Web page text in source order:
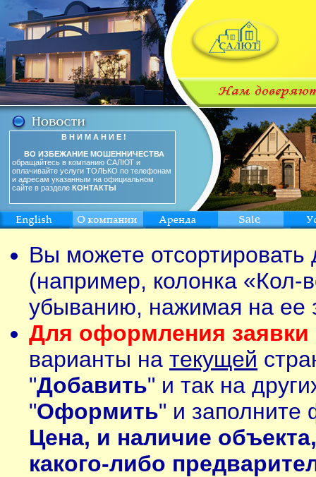
В Н И М А Н И Е !
ВО ИЗБЕЖАНИЕ МОШЕННИЧЕСТВА
обращайтесь в компанию САЛЮТ и
оплачивайте услуги ТОЛЬКО по телефонам
и адресам указанным на официальном
сайте в разделе КОНТАКТЫ
Вы можете
(например, колонка «Кол-
убыванию, нажимая на ее
Для оформления заявки
варианты на текущей
"Добавить" и так на
"Оформить" и заполните
Цена, и наличие
какого-либо